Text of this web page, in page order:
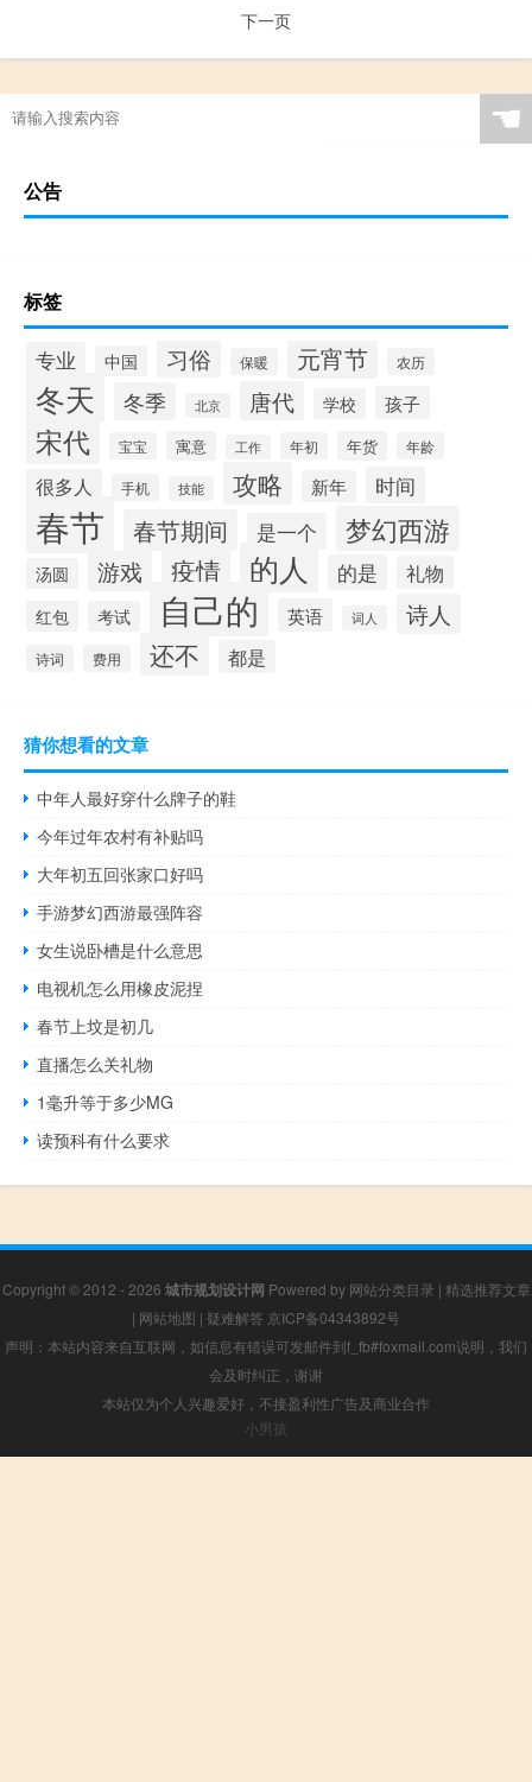
下一页
☚
公告
标签
专业 中国 习俗 保暖 元宵节 农历
冬天 冬季 北京 唐代 学校 孩子
宋代 宝宝 寓意 工作 年初 年货 年龄
很多人 手机 技能 攻略 新年 时间
春节 春节期间 是一个 梦幻西游
汤圆 游戏 疫情 的人 的是 礼物
红包 考试 自己的 英语 词人 诗人
诗词 费用 还不 都是
猜你想看的文章
中年人最好穿什么牌子的鞋
今年过年农村有补贴吗
大年初五回张家口好吗
手游梦幻西游最强阵容
女生说卧槽是什么意思
电视机怎么用橡皮泥捏
春节上坟是初几
直播怎么关礼物
1毫升等于多少MG
读预科有什么要求
Copyright © 2012 - 2026 城市规划设计网 Powered by 网站分类目录 | 精选推荐文章
| 网站地图 | 疑难解答 京ICP备04343892号
声明：本站内容来自互联网，如信息有错误可发邮件到f_fb#foxmail.com说明，我们
会及时纠正，谢谢
本站仅为个人兴趣爱好，不接盈利性广告及商业合作
小男孩